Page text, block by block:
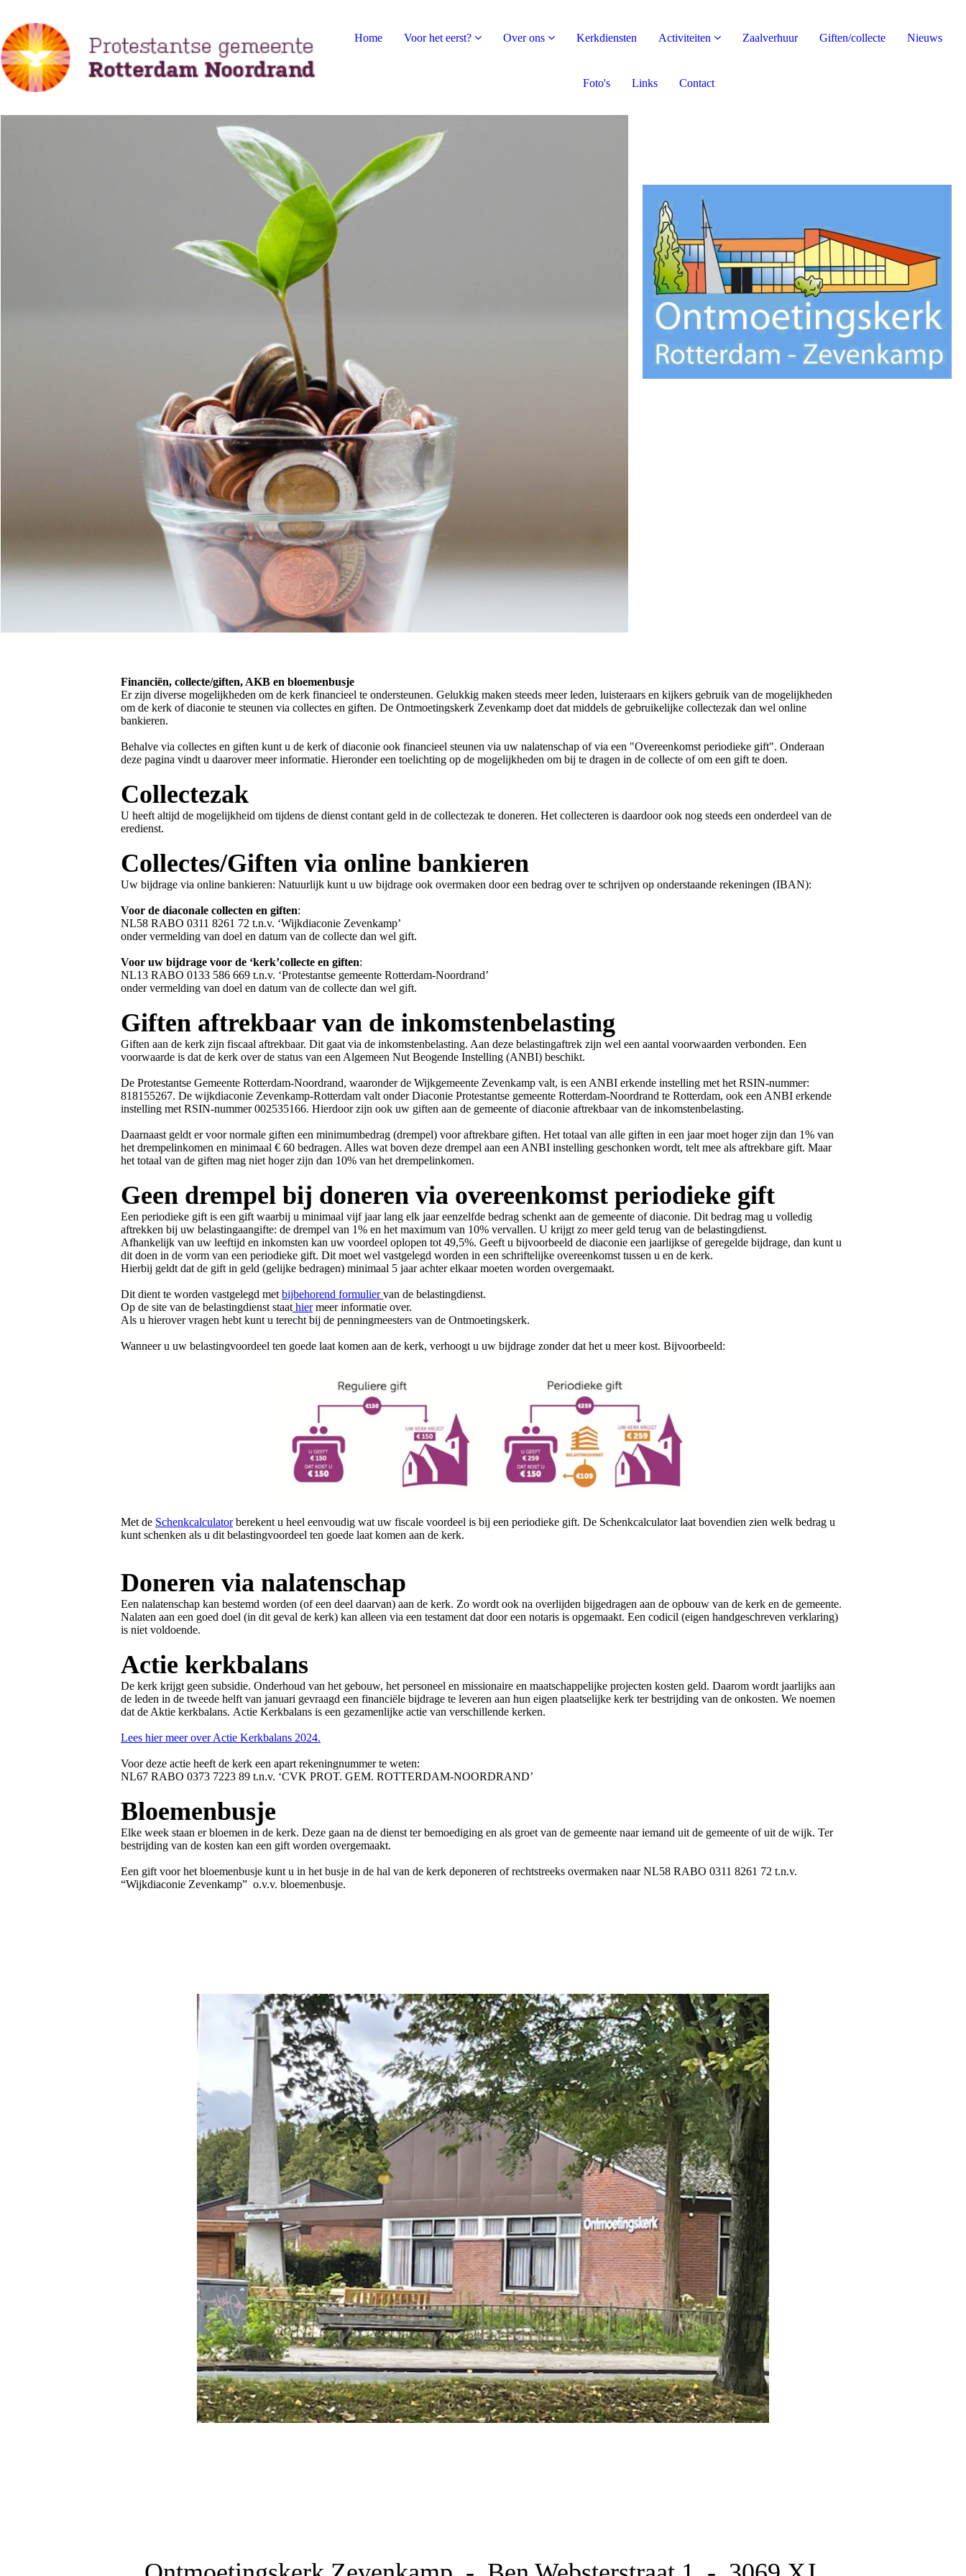
Home Voor het eerst? Over ons Kerkdiensten Activiteiten Zaalverhuur Giften/collecte Nieuws
Foto's Links Contact
Financiën, collecte/giften, AKB en bloemenbusje
Er zijn diverse mogelijkheden om de kerk financieel te ondersteunen. Gelukkig maken steeds meer leden, luisteraars en kijkers gebruik van de mogelijkheden
om de kerk of diaconie te steunen via collectes en giften. De Ontmoetingskerk Zevenkamp doet dat middels de gebruikelijke collectezak dan wel online
bankieren.
Behalve via collectes en giften kunt u de kerk of diaconie ook financieel steunen via uw nalatenschap of via een "Overeenkomst periodieke gift". Onderaan
deze pagina vindt u daarover meer informatie. Hieronder een toelichting op de mogelijkheden om bij te dragen in de collecte of om een gift te doen.
Collectezak
U heeft altijd de mogelijkheid om tijdens de dienst contant geld in de collectezak te doneren. Het collecteren is daardoor ook nog steeds een onderdeel van de
eredienst.
Collectes/Giften via online bankieren
Uw bijdrage via online bankieren: Natuurlijk kunt u uw bijdrage ook overmaken door een bedrag over te schrijven op onderstaande rekeningen (IBAN):
Voor de diaconale collecten en giften:
NL58 RABO 0311 8261 72 t.n.v. ‘Wijkdiaconie Zevenkamp’
onder vermelding van doel en datum van de collecte dan wel gift.
Voor uw bijdrage voor de ‘kerk’collecte en giften:
NL13 RABO 0133 586 669 t.n.v. ‘Protestantse gemeente Rotterdam-Noordrand’
onder vermelding van doel en datum van de collecte dan wel gift.
Giften aftrekbaar van de inkomstenbelasting
Giften aan de kerk zijn fiscaal aftrekbaar. Dit gaat via de inkomstenbelasting. Aan deze belastingaftrek zijn wel een aantal voorwaarden verbonden. Een
voorwaarde is dat de kerk over de status van een Algemeen Nut Beogende Instelling (ANBI) beschikt.
De Protestantse Gemeente Rotterdam-Noordrand, waaronder de Wijkgemeente Zevenkamp valt, is een ANBI erkende instelling met het RSIN-nummer:
818155267. De wijkdiaconie Zevenkamp-Rotterdam valt onder Diaconie Protestantse gemeente Rotterdam-Noordrand te Rotterdam, ook een ANBI erkende
instelling met RSIN-nummer 002535166. Hierdoor zijn ook uw giften aan de gemeente of diaconie aftrekbaar van de inkomstenbelasting.
Daarnaast geldt er voor normale giften een minimumbedrag (drempel) voor aftrekbare giften. Het totaal van alle giften in een jaar moet hoger zijn dan 1% van
het drempelinkomen en minimaal € 60 bedragen. Alles wat boven deze drempel aan een ANBI instelling geschonken wordt, telt mee als aftrekbare gift. Maar
het totaal van de giften mag niet hoger zijn dan 10% van het drempelinkomen.
Geen drempel bij doneren via overeenkomst periodieke gift
Een periodieke gift is een gift waarbij u minimaal vijf jaar lang elk jaar eenzelfde bedrag schenkt aan de gemeente of diaconie. Dit bedrag mag u volledig
aftrekken bij uw belastingaangifte: de drempel van 1% en het maximum van 10% vervallen. U krijgt zo meer geld terug van de belastingdienst.
Afhankelijk van uw leeftijd en inkomsten kan uw voordeel oplopen tot 49,5%. Geeft u bijvoorbeeld de diaconie een jaarlijkse of geregelde bijdrage, dan kunt u
dit doen in de vorm van een periodieke gift. Dit moet wel vastgelegd worden in een schriftelijke overeenkomst tussen u en de kerk.
Hierbij geldt dat de gift in geld (gelijke bedragen) minimaal 5 jaar achter elkaar moeten worden overgemaakt.
Dit dient te worden vastgelegd met bijbehorend formuliervan de belastingdienst.
Op de site van de belastingdienst staat hiermeer informatie over.
Als u hierover vragen hebt kunt u terecht bij de penningmeesters van de Ontmoetingskerk.
Wanneer u uw belastingvoordeel ten goede laat komen aan de kerk, verhoogt u uw bijdrage zonder dat het u meer kost. Bijvoorbeeld:
Met de Schenkcalculatorberekent u heel eenvoudig wat uw fiscale voordeel is bij een periodieke gift. De Schenkcalculator laat bovendien zien welk bedrag u
kunt schenken als u dit belastingvoordeel ten goede laat komen aan de kerk.
Doneren via nalatenschap
Een nalatenschap kan bestemd worden (of een deel daarvan) aan de kerk. Zo wordt ook na overlijden bijgedragen aan de opbouw van de kerk en de gemeente.
Nalaten aan een goed doel (in dit geval de kerk) kan alleen via een testament dat door een notaris is opgemaakt. Een codicil (eigen handgeschreven verklaring)
is niet voldoende.
Actie kerkbalans
De kerk krijgt geen subsidie. Onderhoud van het gebouw, het personeel en missionaire en maatschappelijke projecten kosten geld. Daarom wordt jaarlijks aan
de leden in de tweede helft van januari gevraagd een financiële bijdrage te leveren aan hun eigen plaatselijke kerk ter bestrijding van de onkosten. We noemen
dat de Aktie kerkbalans. Actie Kerkbalans is een gezamenlijke actie van verschillende kerken.
Lees hier meer over Actie Kerkbalans 2024.
Voor deze actie heeft de kerk een apart rekeningnummer te weten:
NL67 RABO 0373 7223 89 t.n.v. ‘CVK PROT. GEM. ROTTERDAM-NOORDRAND’
Bloemenbusje
Elke week staan er bloemen in de kerk. Deze gaan na de dienst ter bemoediging en als groet van de gemeente naar iemand uit de gemeente of uit de wijk. Ter
bestrijding van de kosten kan een gift worden overgemaakt.
Een gift voor het bloemenbusje kunt u in het busje in de hal van de kerk deponeren of rechtstreeks overmaken naar NL58 RABO 0311 8261 72 t.n.v.
“Wijkdiaconie Zevenkamp” o.v.v. bloemenbusje.